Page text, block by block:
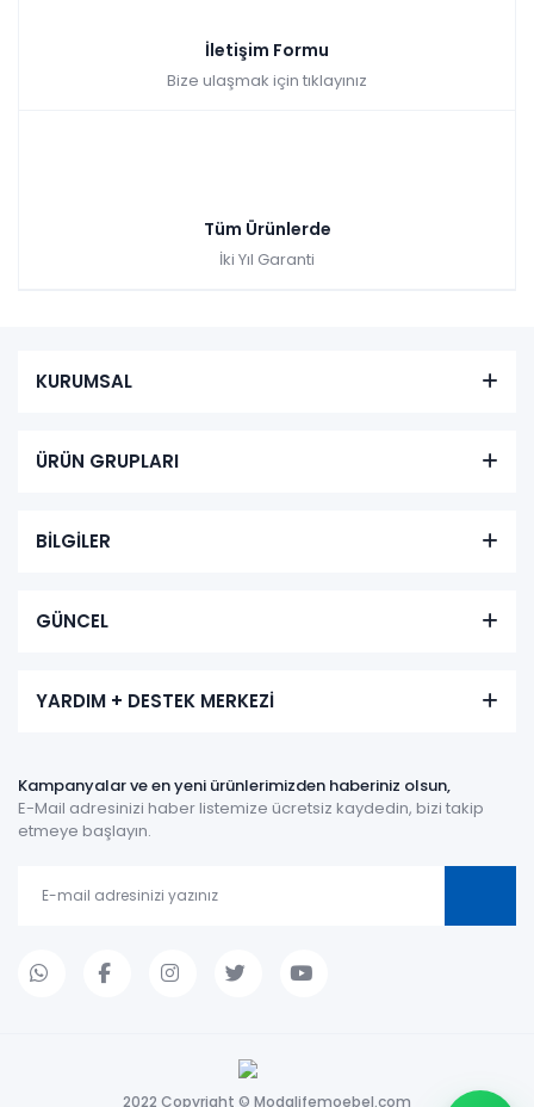
İletişim Formu
Bize ulaşmak için tıklayınız
Tüm Ürünlerde
İki Yıl Garanti
KURUMSAL
ÜRÜN GRUPLARI
BİLGİLER
GÜNCEL
YARDIM + DESTEK MERKEZİ
Kampanyalar ve en yeni ürünlerimizden haberiniz olsun,
E-Mail adresinizi haber listemize ücretsiz kaydedin, bizi takip
etmeye başlayın.
2022 Copyright © Modalifemoebel.com